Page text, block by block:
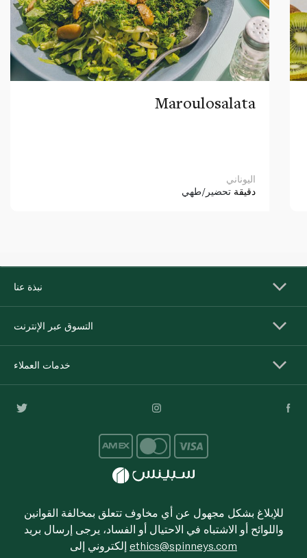
Maroulosalata
اليوناني
دقيقة تحضير/طهي
نبذة عنا
التسوق عبر الإنترنت
خدمات العملاء
للإبلاغ بشكل مجهول عن أي مخاوف تتعلق بمخالفة القوانين
واللوائح أو الاشتباه في الاحتيال أو الفساد، يرجى إرسال بريد
ethics@spinneys.com